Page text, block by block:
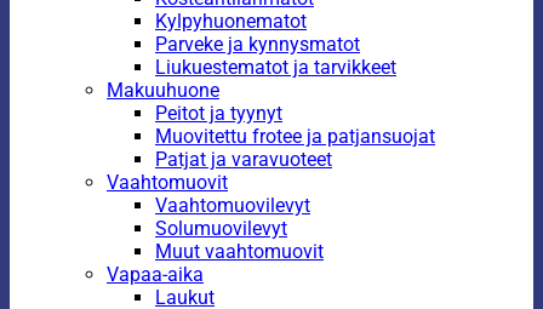
Kylpyhuonematot
Parveke ja kynnysmatot
Liukuestematot ja tarvikkeet
Makuuhuone
Peitot ja tyynyt
Muovitettu frotee ja patjansuojat
Patjat ja varavuoteet
Vaahtomuovit
Vaahtomuovilevyt
Solumuovilevyt
Muut vaahtomuovit
Vapaa-aika
Laukut